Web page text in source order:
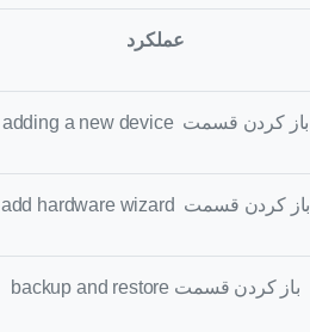
عملکرد
باز کردن قسمت adding a new device
باز کردن قسمت add hardware wizard
باز کردن قسمت backup and restore